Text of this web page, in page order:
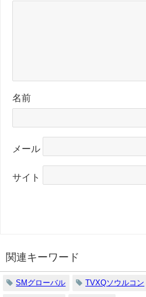
名前
メール
サイト
関連キーワード
SMグローバル TVXQソウルコン